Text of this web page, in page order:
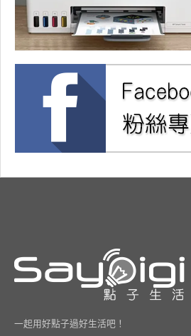
一起用好點子過好生活吧！